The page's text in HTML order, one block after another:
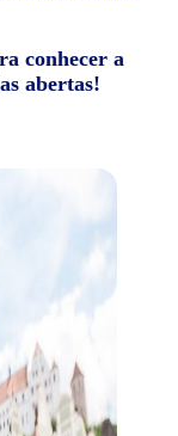
conhecer a
abertas!